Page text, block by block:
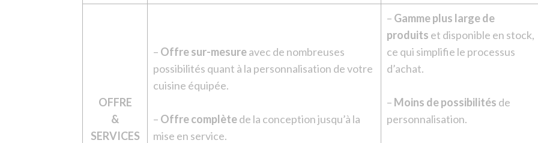
OFFRE
&
SERVICES
– Offre sur-mesureavec de nombreuses
possibilités quant à la personnalisation de votre
cuisine équipée.
– Offre complètede la conception jusqu’à la
mise en service.
– Gamme plus large de
produits et disponible en stock,
ce qui simplifie le processus
d’achat.
– Moins de possibilités de
personnalisation.